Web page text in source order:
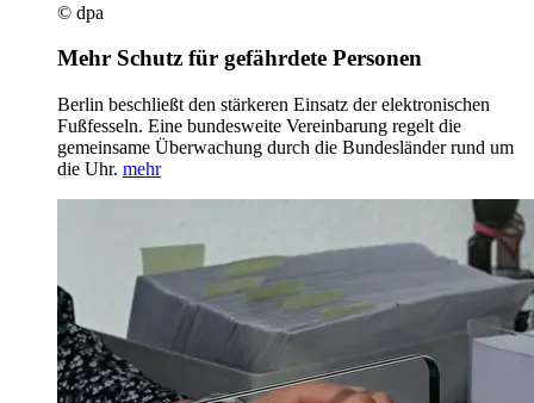
© dpa
Mehr Schutz für gefährdete Personen
Berlin beschließt den stärkeren Einsatz der elektronischen
Fußfesseln. Eine bundesweite Vereinbarung regelt die
gemeinsame Überwachung durch die Bundesländer rund um
die Uhr. mehr